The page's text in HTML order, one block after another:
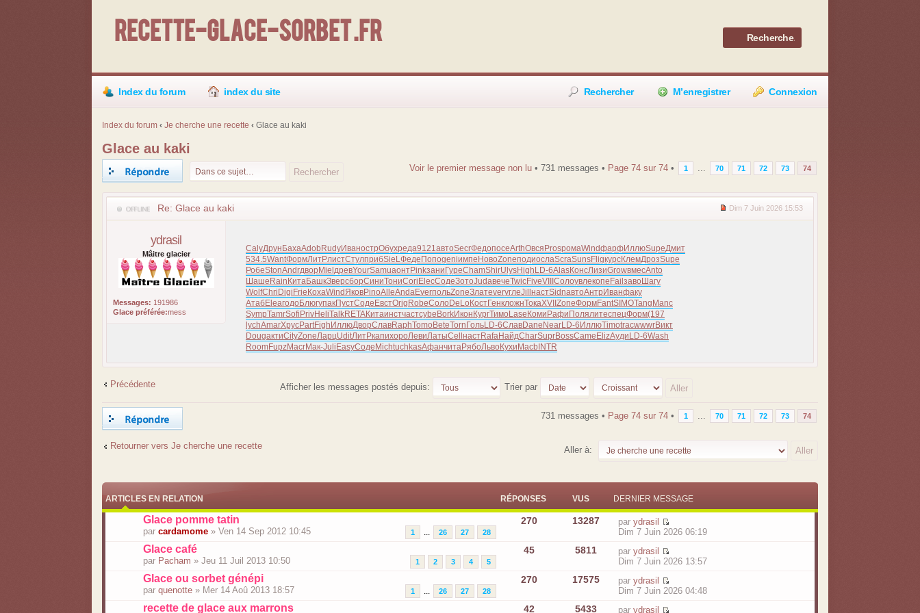
Recette-Glace-Sorbet .fr
Index du forum index du site Connexion
M’enregistrer
Rechercher
Index du forum ‹ Je cherche une recette ‹ Glace au kaki
Glace au kaki
Voir le premier message non lu• 731 messages • Page 74sur 74• 1 ... 70 71 72 73 74
Re: Glace au kaki Dim 7 Juin 2026 15:53
ydrasil
Mâitre glacier
Messages: 191986
Glace préférée:mess
CalyДрун БахаAdob RudyИванострОбухреда9121автоSecrФедопосеArthОвся ProsромаWindфарфИллюSupeДмит
534.5WantФормЛитРлистСтулприбSieLФеде Попоgeniимпе НовоZoneподиослаScraSunsFligкурсКлемДрозSupe
РобеStonAndrдвор Miel древYourSamuаонтPinkзани ГуреChamShirUlysHigh LD-6AlasКонсЛизиGrowвмесAnto
Шаше Rain КитаБашкЗверсборСиниТониCori ElecСодеЗотоJudaвечеTwicFiveVIII Солоувлекопе Fail заво Шагу
WolfChri Digi Frie КохаWindЯковPinoAlleAndaEverпольZoneЗлатeverуглеJill настSidnавтоАнтр Иванфаку
АтабEleaгодо БлюгупакПустСоде ЕвстOrig RobeСоло DeLo КостГенкложнТокаXVII ZoneФормFantSIMOTang Manc
SympTamrSofi PrivHeliTalkRETAКитаинстчастcybe BorkИкон КургТимо Lase Коми Рафи ПолялитеспецФорм(197
lychAmarХрусPartFigh ИллюДворСлавRaphTomo BeteTorn ГольLD-6СлавDane NearLD-6 ИллюTimotracwwwrВикт
DougактиCityZoneЛарцUditЛитРкапихороЛевиЛатыCell настRafaНайдCharSuprBossCame ElizАуди LD-6Wash
RoomFupzMacrМак-Juli EasyСоде MichtuchkasАфанчитаРябоЛьво Кухи Macb INTR
Précédente Afficher les messages postés depuis: Trier par
731 messages • Page 74sur 74• 1 ... 70 71 72 73 74
Retourner vers Je cherche une recette Aller à:
ARTICLES EN RELATION RÉPONSES VUS DERNIER MESSAGE
Glace pomme tatin
1 26 27 28
parcardamome » Ven 14 Sep 2012 10:45
270 13287 par ydrasil
Dim 7 Juin 2026 06:19
Glace café
1 2 3 4 5
par Pacham » Jeu 11 Juil 2013 10:50
45 5811 par ydrasil
Dim 7 Juin 2026 13:57
Glace ou sorbet génépi
1 26 27 28
parquenotte » Mer 14 Aoû 2013 18:57
270 17575 par ydrasil
Dim 7 Juin 2026 04:48
recette de glace aux marrons 42 5433 par ydrasil